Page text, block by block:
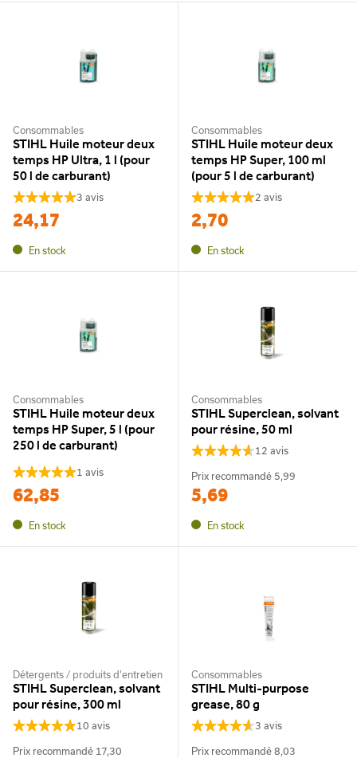
Consommables
STIHL Huile moteur deux
temps HP Ultra, 1 l (pour
50 l de carburant)
3 avis
24,17
En stock
Consommables
STIHL Huile moteur deux
temps HP Super, 100 ml
(pour 5 l de carburant)
2 avis
2,70
En stock
Consommables
STIHL Huile moteur deux
temps HP Super, 5 l (pour
250 l de carburant)
1 avis
62,85
En stock
Consommables
STIHL Superclean, solvant
pour résine, 50 ml
12 avis
Prix recommandé 5,99
5,69
En stock
Détergents / produits d'entretien
STIHL Superclean, solvant
pour résine, 300 ml
10 avis
Prix recommandé 17,30
Consommables
STIHL Multi-purpose
grease, 80 g
3 avis
Prix recommandé 8,03